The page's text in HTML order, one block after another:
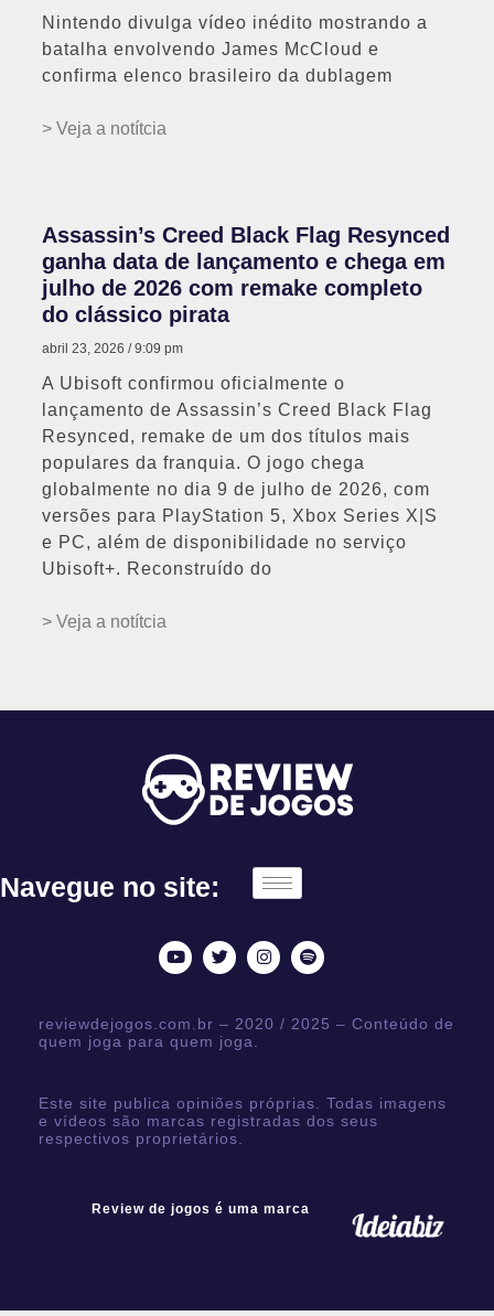
Nintendo divulga vídeo inédito mostrando a
batalha envolvendo James McCloud e
confirma elenco brasileiro da dublagem
> Veja a notítcia
Assassin’s Creed Black Flag Resynced
ganha data de lançamento e chega em
julho de 2026 com remake completo
do clássico pirata
abril 23, 2026 9:09 pm
A Ubisoft confirmou oficialmente o
lançamento de Assassin’s Creed Black Flag
Resynced, remake de um dos títulos mais
populares da franquia. O jogo chega
globalmente no dia 9 de julho de 2026, com
versões para PlayStation 5, Xbox Series X|S
e PC, além de disponibilidade no serviço
Ubisoft+. Reconstruído do
> Veja a notítcia
Navegue no site:
reviewdejogos.com.br – 2020 / 2025 – Conteúdo de
quem joga para quem joga.
Este site publica opiniões próprias. Todas imagens
e vídeos são marcas registradas dos seus
respectivos proprietários.
Review de jogos é uma marca